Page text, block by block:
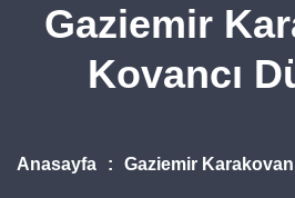
Gaziemir
Kovancı
Anasayfa Gaziemir